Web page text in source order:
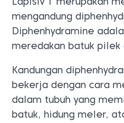
mengandung
Diphenhydramine
meredakan batuk pilek
Kandungan
bekerja dengan cara
dalam tubuh yang
batuk, hidung meler,